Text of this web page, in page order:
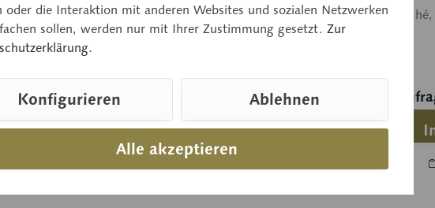
natürliche Größe.
auf Anfrage
In den Anfragekorb
aus
Preis auf
oder die Interaktion mit anderen Websites und sozialen Netzwerken
sollen, werden nur mit Ihrer Zustimmung gesetzt. Zur
Alle akzeptieren
Konfigurieren Ablehnen